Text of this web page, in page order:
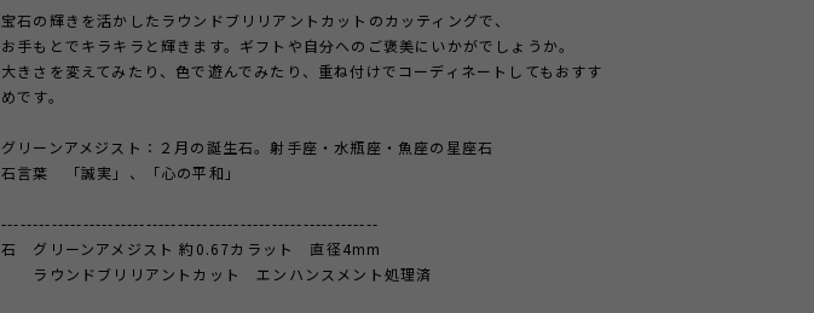
宝石の輝きを活かしたラウンドブリリアントカットのカッティングで、
お手もとでキラキラと輝きます。ギフトや自分へのご褒美にいかがでしょうか。
大きさを変えてみたり、色で遊んでみたり、重ね付けでコーディネートしてもおすす
めです。
グリーンアメジスト：２月の誕生石。射手座・水瓶座・魚座の星座石
石言葉 「誠実」、「心の平和」
------------------------------------------------------------
石 グリーンアメジスト 約0.67カラット 直径4mm
ラウンドブリリアントカット エンハンスメント処理済